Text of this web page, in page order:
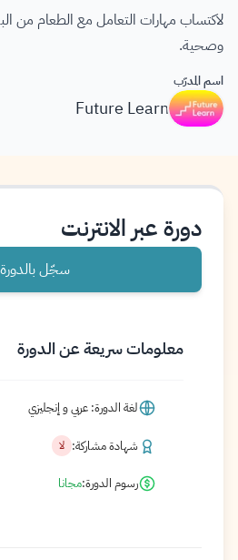
لاكتساب مهارات التعامل مع الطعام من
وصحية.
اسم المدرّب
Future Learn
دورة عبر الانترنت
سجّل بالدورة
معلومات سريعة عن الدورة
لغة الدورة: عربي و إنجليزي
شهادة مشاركة: لا
رسوم الدورة:مجانا